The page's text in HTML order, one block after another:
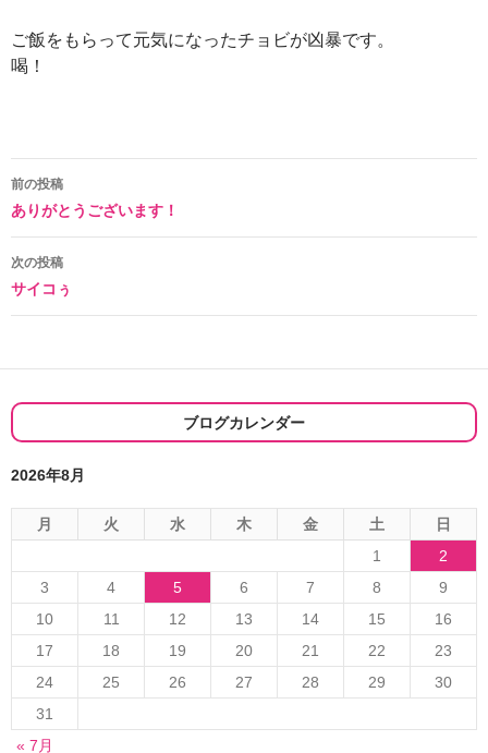
ご飯をもらって元気になったチョビが凶暴です。
喝！
投
稿
ナ
ビ
ー
シ
ョ
ン
前の投稿
ありがとうございます！
次の投稿
サイコぅ
ブログカレンダー
2026年8月
月 火 水 木 金 土
日
1
2
3
4 5 6 7 8
9
10
11 12 13 14 15
16
17
18 19 20 21 22
23
24
25 26 27 28 29
30
31
« 7月